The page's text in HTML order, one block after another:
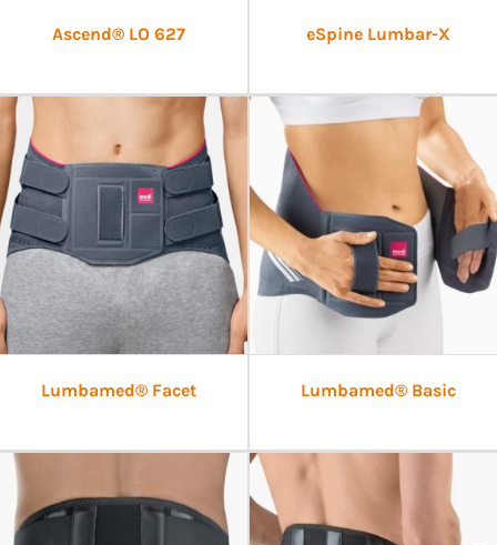
Ascend® LO 627 eSpine Lumbar-X
Lumbamed® Facet Lumbamed® Basic